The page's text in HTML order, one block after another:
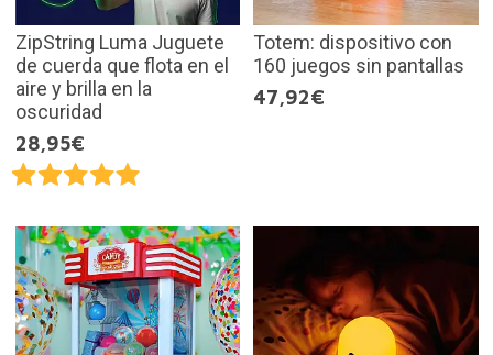
ZipString Luma Juguete
de cuerda que flota en el
aire y brilla en la
oscuridad
28,95€
Totem: dispositivo con
160 juegos sin pantallas
47,92€